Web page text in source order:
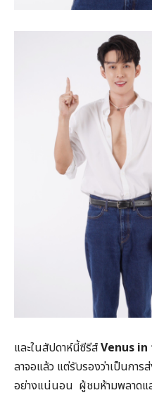
และในสัปดาห์นี้ซีรีส์Venus in
ลาจอแล้ว แต่รับรองว่าเป็นกา
อย่างแน่นอน ผู้ชมห้ามพลาดแล